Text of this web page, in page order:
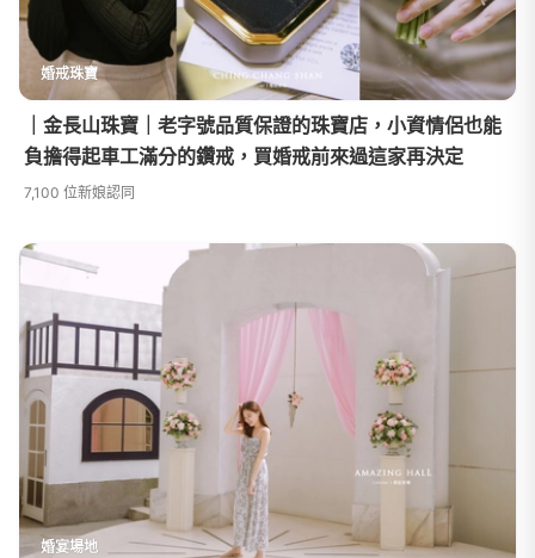
婚戒珠寶
｜金長山珠寶｜老字號品質保證的珠寶店，小資情侶也能
負擔得起車工滿分的鑽戒，買婚戒前來過這家再決定
7,100 位新娘認同
婚宴場地